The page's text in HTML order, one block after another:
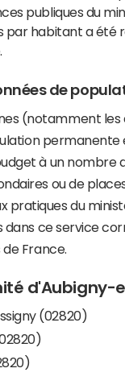
publiques du
par habitant a été
de
(notamment les
à un nombre
ou de
pratiques du
dans ce service
de France.
d'Aubigny-
(02820)